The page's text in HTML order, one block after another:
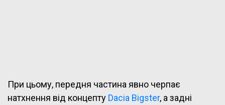
При цьому, передня частина явно черпає
натхнення від концепту Dacia Bigster, а задні